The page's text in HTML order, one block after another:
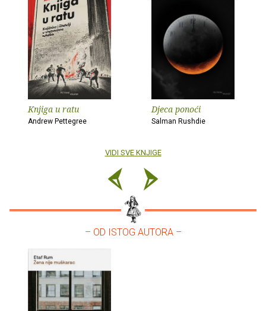
Knjiga u ratu
Andrew Pettegree
Djeca ponoći
Salman Rushdie
VIDI SVE KNJIGE
– OD ISTOG AUTORA –